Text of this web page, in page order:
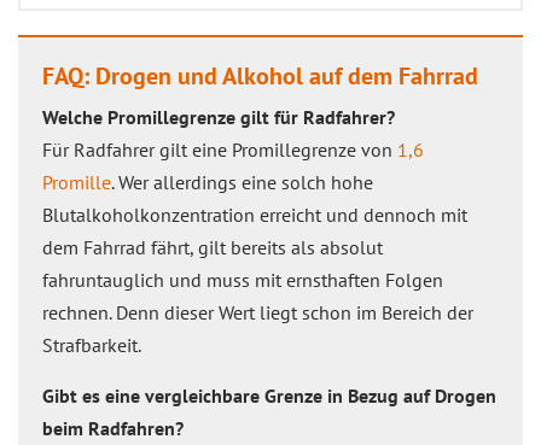
FAQ: Drogen und Alkohol auf dem Fahrrad
Welche Promillegrenze gilt für Radfahrer?
Für Radfahrer gilt eine Promillegrenze von 1,6
Promille. Wer allerdings eine solch hohe
Blutalkoholkonzentration erreicht und dennoch mit
dem Fahrrad fährt, gilt bereits als absolut
fahruntauglich und muss mit ernsthaften Folgen
rechnen. Denn dieser Wert liegt schon im Bereich der
Strafbarkeit.
Gibt es eine vergleichbare Grenze in Bezug auf Drogen
beim Radfahren?